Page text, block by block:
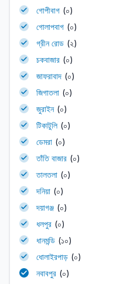
গোপীবাগ (০)
গোলাপবাগ (০)
গ্রীন রোড (২)
চকবাজার (০)
জাফরাবাদ (০)
জিগাতলা (০)
জুরাইন (০)
টিকাটুলি (০)
ডেমরা (০)
তাঁতি বাজার (০)
তালতলা (০)
দনিয়া (০)
দয়াগঞ্জ (০)
ধলপুর (০)
ধানমন্ডি (১০)
ধোলাইরপাড় (০)
নবাবপুর (০)